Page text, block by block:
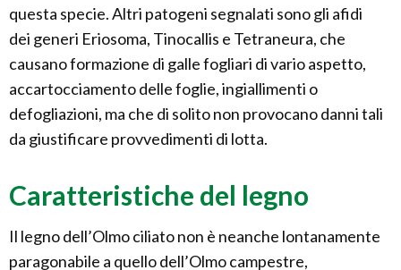
questa specie. Altri patogeni segnalati sono gli afidi
dei generi Eriosoma, Tinocallis e Tetraneura, che
causano formazione di galle fogliari di vario aspetto,
accartocciamento delle foglie, ingiallimenti o
defogliazioni, ma che di solito non provocano danni tali
da giustificare provvedimenti di lotta.
Caratteristiche del legno
Il legno dell’Olmo ciliato non è neanche lontanamente
paragonabile a quello dell’Olmo campestre,